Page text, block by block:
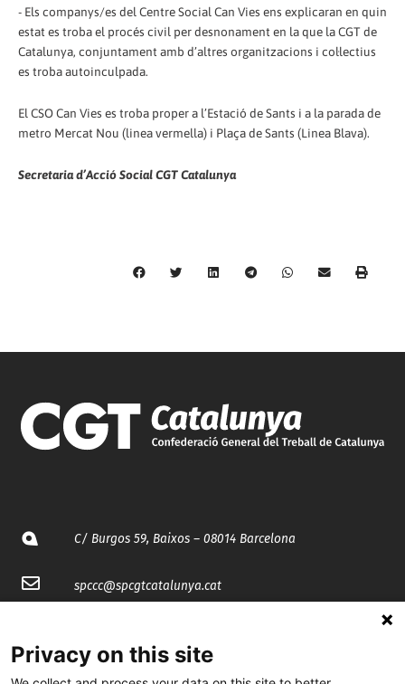
- Els companys/es del Centre Social Can Vies ens explicaran en quin
estat es troba el procés civil per desnonament en la que la CGT de
Catalunya, conjuntament amb d’altres organitzacions i col·lectius
es troba autoinculpada.
El CSO Can Vies es troba proper a l’Estació de Sants i a la parada de
metro Mercat Nou (linea vermella) i Plaça de Sants (Linea Blava).
Secretaria d’Acció Social CGT Catalunya
C/ Burgos 59, Baixos – 08014 Barcelona
spccc@spcgtcatalunya.cat
Privacy on this site